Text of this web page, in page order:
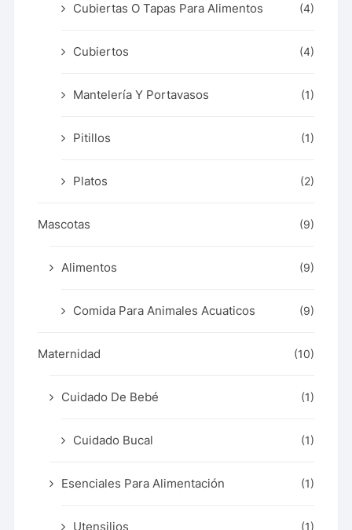
Cubiertas O Tapas Para Alimentos (4)
Cubiertos (4)
Mantelería Y Portavasos (1)
Pitillos (1)
Platos (2)
Mascotas (9)
Alimentos (9)
Comida Para Animales Acuaticos (9)
Maternidad (10)
Cuidado De Bebé (1)
Cuidado Bucal (1)
Esenciales Para Alimentación (1)
Utensilios (1)